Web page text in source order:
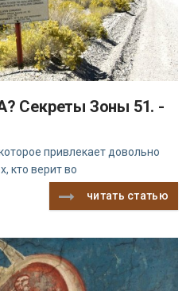
Секреты Зоны 51. -
привлекает довольно
кто верит во
читать статью